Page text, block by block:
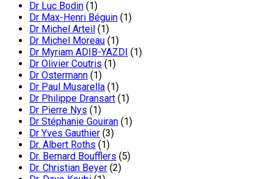
Dr Luc Bodin (1)
Dr Max-Henri Béguin (1)
Dr Michel Arteil (1)
Dr Michel Moreau (1)
Dr Myriam ADIB-YAZDI (1)
Dr Olivier Coutris (1)
Dr Ostermann (1)
Dr Paul Musarella (1)
Dr Philippe Dransart (1)
Dr Pierre Nys (1)
Dr Stéphanie Gouiran (1)
Dr Yves Gauthier (3)
Dr. Albert Roths (1)
Dr. Bernard Boufflers (5)
Dr. Christian Beyer (2)